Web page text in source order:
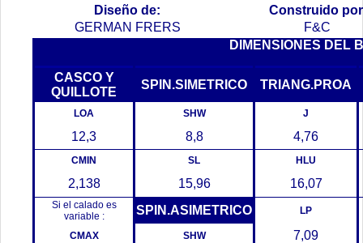
Diseño de:
Construido
GERMAN FRERS
F&C
DIMENSIONES DEL
CASCO Y
QUILLOTE
SPIN.SIMETRICO TRIANG.PROA
LOA SHW J
12,3 8,8 4,76
CMIN SL HLU
2,138 15,96 16,07
Si el calado es
variable :
SPIN.ASIMETRICO LP
CMAX SHW
7,09